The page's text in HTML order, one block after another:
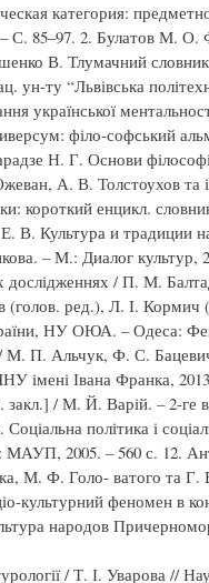
категория:
С. 85–97. 2. Булатов М. О.
В. Тлумачний
ту “Львівська
української
філо-софський
Н. Г. Основи
А. В. Толстоухов та
короткий енцикл.
В. Культура и традиции
– М.: Диалог
дослідженнях / П. М.
(голов. ред.), Л. І. Кормич
НУ ОЮА. – Одеса:
/ М. П. Альчук, Ф. С.
імені Івана Франка,
закл.] / М. Й. Варій. – 2-ге
політика і
2005. – 560 с. 12.
М. Ф. Голо- ватого та
культурний феномен в
народов
/ Т. І. Уварова //